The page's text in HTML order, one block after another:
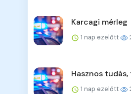
Karcagi mérleg
1 nap ezelőtt
Hasznos
1 nap ezelőtt